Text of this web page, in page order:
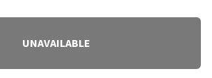
UNAVAILABLE